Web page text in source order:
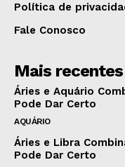
Política de
Fale Conosco
Mais recentes
Áries e Aquário
Pode Dar Certo
AQUÁRIO
Áries e Libra
Pode Dar Certo